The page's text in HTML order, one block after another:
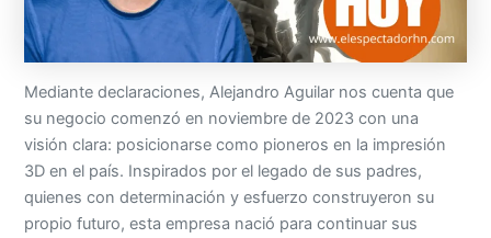
Mediante declaraciones, Alejandro Aguilar nos cuenta que
su negocio comenzó en noviembre de 2023 con una
visión clara: posicionarse como pioneros en la impresión
3D en el país. Inspirados por el legado de sus padres,
quienes con determinación y esfuerzo construyeron su
propio futuro, esta empresa nació para continuar sus